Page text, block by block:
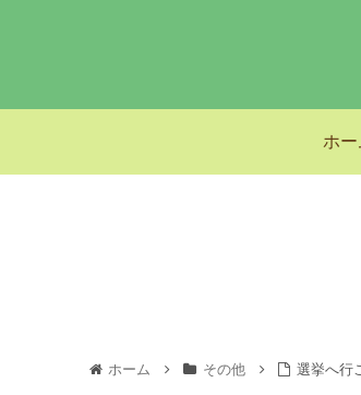
ホー
ホーム その他 選挙へ行